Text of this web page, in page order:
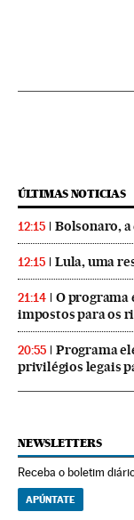
ÚLTIMAS NOTICIAS
12:15 Bolsonaro,
12:15 Lula, uma
21:14
O programa
impostos para os
20:55
Programa
privilégios legais
NEWSLETTERS
Receba o boletim
APÚNTATE